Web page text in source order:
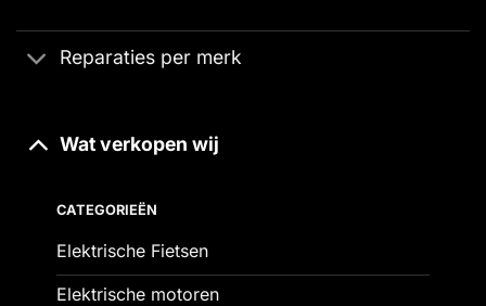
Reparaties per merk
Wat verkopen wij
CATEGORIEËN
Elektrische Fietsen
Elektrische motoren